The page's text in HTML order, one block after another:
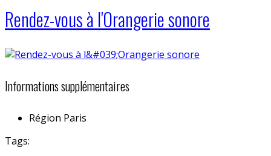
Rendez-vous à l'Orangerie sonore
Informations supplémentaires
Région Paris
Tags: